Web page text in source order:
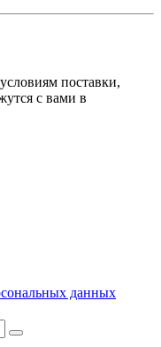
поставки,
с вами в
данных